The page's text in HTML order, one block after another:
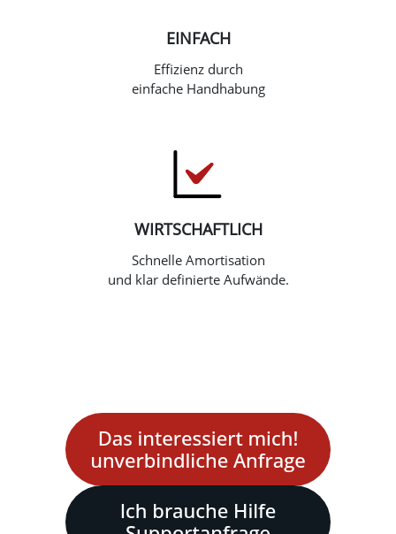
EINFACH
Effizienz durch
einfache Handhabung
WIRTSCHAFTLICH
Schnelle Amortisation
und klar definierte Aufwände.